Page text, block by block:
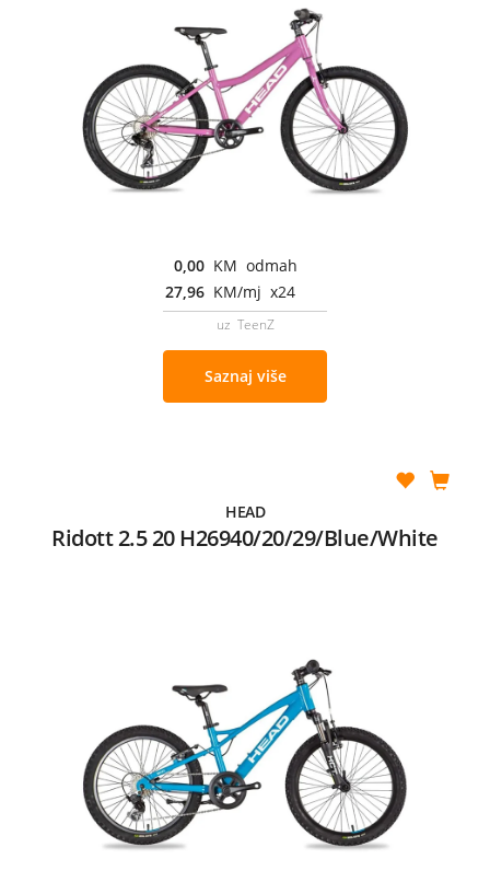
0,00 KM odmah
27,96 KM/mj x24
uz TeenZ
Saznaj više
HEAD
Ridott 2.5 20 H26940/20/29/Blue/White